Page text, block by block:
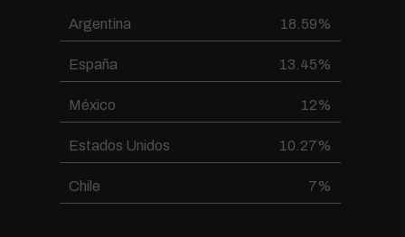
Argentina 18.59%
España 13.45%
México 12%
Estados Unidos 10.27%
Chile 7%